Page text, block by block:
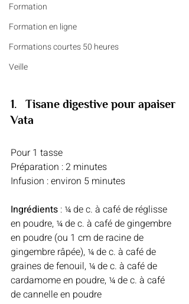
Formation
Formation en ligne
Formations courtes 50 heures
Veille
1.   Tisane digestive pour apaiser
Vata
Pour 1 tasse
Préparation : 2 minutes
Infusion : environ 5 minutes
Ingrédients : ¼ de c. à café de réglisse
en poudre, ¼ de c. à café de gingembre
en poudre (ou 1 cm de racine de
gingembre râpée), ¼ de c. à café de
graines de fenouil, ¼ de c. à café de
cardamome en poudre, ¼ de c. à café
de cannelle en poudre